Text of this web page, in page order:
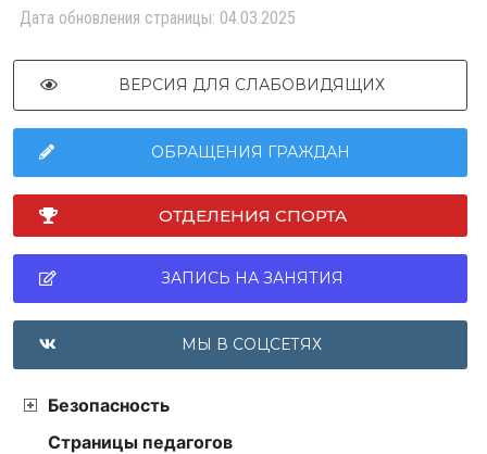
Дата обновления страницы: 04.03.2025
ВЕРСИЯ ДЛЯ СЛАБОВИДЯЩИХ
ОБРАЩЕНИЯ ГРАЖДАН
ОТДЕЛЕНИЯ СПОРТА
ЗАПИСЬ НА ЗАНЯТИЯ
МЫ В СОЦСЕТЯХ
Безопасность
Страницы педагогов